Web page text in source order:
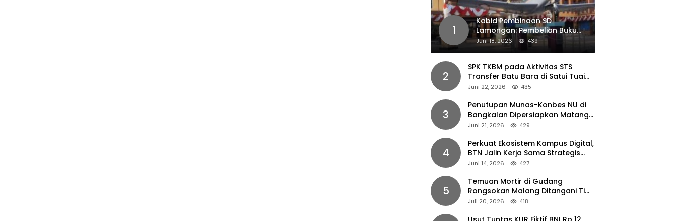
1
Kabid Pembinaan SD
Lamongan: Pembelian Buku
Pendamping Tidak Boleh
Dipaksakan
Juni 18, 2026 439
2
SPK TKBM pada Aktivitas STS
Transfer Batu Bara di Satui Tuai
Sorotan
Juni 22, 2026 435
3
Penutupan Munas-Konbes NU di
Bangkalan Dipersiapkan Matang,
Gus Ipul Turun Tangan
Juni 21, 2026 429
4
Perkuat Ekosistem Kampus Digital,
BTN Jalin Kerja Sama Strategis
dengan UNAIR
Juni 14, 2026 427
5
Temuan Mortir di Gudang
Rongsokan Malang Ditangani Tim
Gegana Polda Jatim
Juli 20, 2026 418